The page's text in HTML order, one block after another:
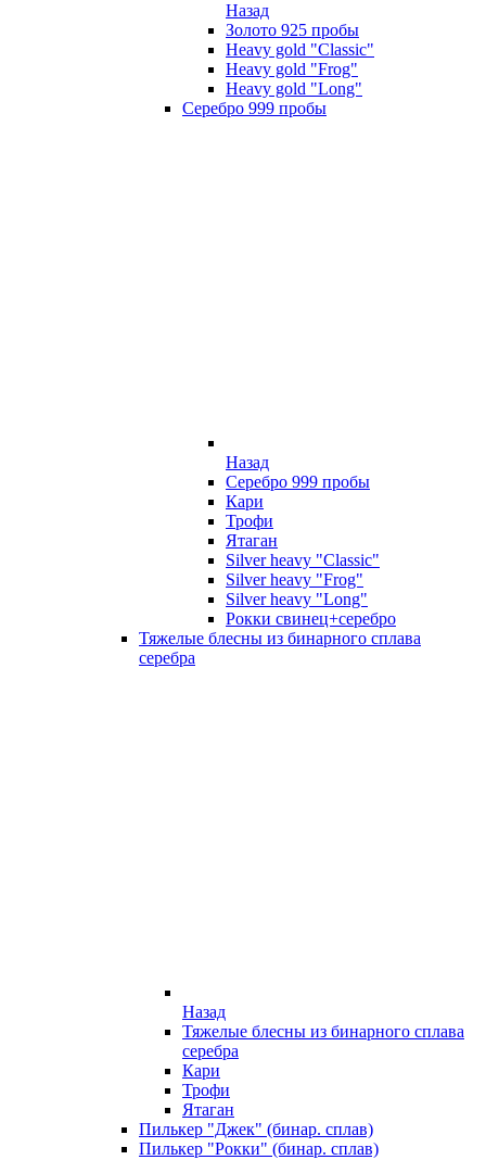
Назад
Золото 925 пробы
Heavy gold "Classic"
Heavy gold "Frog"
Heavy gold "Long"
Серебро 999 пробы
Назад
Серебро 999 пробы
Кари
Трофи
Ятаган
Silver heavy "Classic"
Silver heavy "Frog"
Silver heavy "Long"
Рокки свинец+серебро
Тяжелые блесны из бинарного сплава
серебра
Назад
Тяжелые блесны из бинарного сплава
серебра
Кари
Трофи
Ятаган
Пилькер "Джек" (бинар. сплав)
Пилькер "Рокки" (бинар. сплав)